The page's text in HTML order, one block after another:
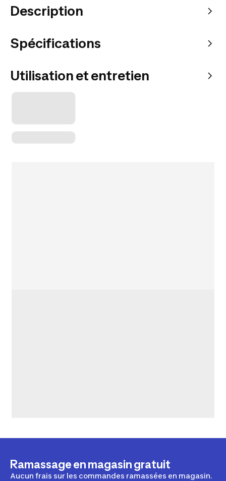
Description
Spécifications
Utilisation et entretien
Ramassage en magasin gratuit
Aucun frais sur les commandes ramassées en magasin.